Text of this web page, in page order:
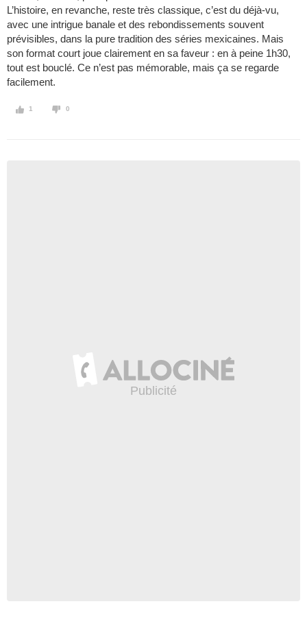
L’histoire, en revanche, reste très classique, c’est du déjà-vu,
avec une intrigue banale et des rebondissements souvent
prévisibles, dans la pure tradition des séries mexicaines. Mais
son format court joue clairement en sa faveur : en à peine 1h30,
tout est bouclé. Ce n’est pas mémorable, mais ça se regarde
facilement.
1 0